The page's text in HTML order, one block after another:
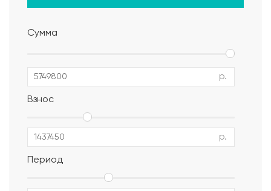
Альбом АР, КР, ИР
Сумма
р.
Взнос
р.
Период